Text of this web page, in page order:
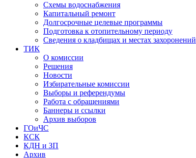
Схемы водоснабжения
Капитальный ремонт
Долгосрочные целевые программы
Подготовка к отопительному периоду
Сведения о кладбищах и местах захоронений
ТИК
О комиссии
Решения
Новости
Избирательные комиссии
Выборы и референдумы
Работа с обращениями
Баннеры и ссылки
Архив выборов
ГОиЧС
КСК
КДН и ЗП
Архив